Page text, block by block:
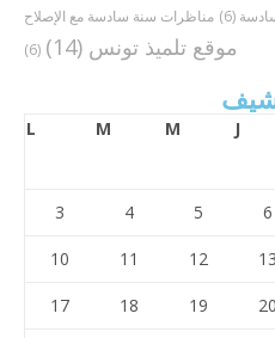
(6)
(6)
موقع تلميذ تونس (14)
L M M J
3 4 5 6
10 11 12 13
17 18 19 20